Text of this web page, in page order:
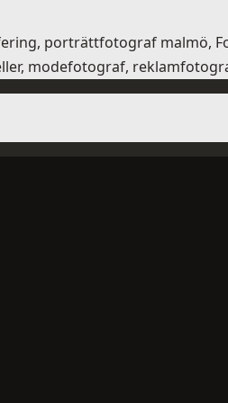
porträttfotograf malmö,
modefotograf,